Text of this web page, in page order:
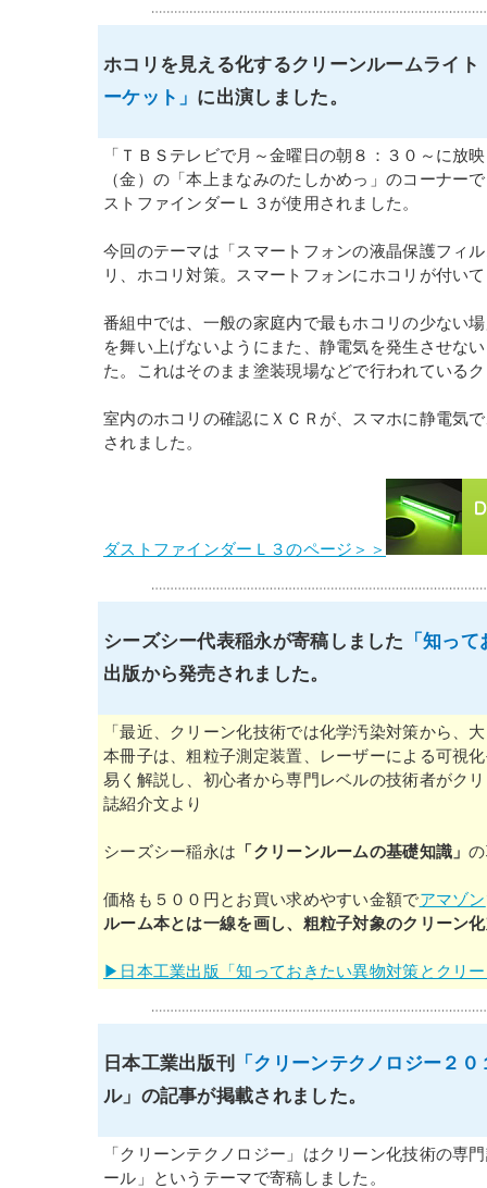
ホコリを見える化するクリーンルームライ
ーケット」 に出演しました。
「ＴＢＳテレビで月～金曜日の朝８：３０～に放
（金）の「本上まなみのたしかめっ」のコーナー
ストファインダーＬ３が使用されました。
今回のテーマは「スマートフォンの液晶保護フィ
リ、ホコリ対策。スマートフォンにホコリが付い
番組中では、一般の家庭内で最もホコリの少ない
を舞い上げないようにまた、静電気を発生させな
た。これはそのまま塗装現場などで行われている
室内のホコリの確認にＸＣＲが、スマホに静電気
されました。
ダストファインダーＬ３のページ＞＞
シーズシー代表稲永が寄稿しました 「知っ
出版から発売されました。
「最近、クリーン化技術では化学汚染対策から、
本冊子は、粗粒子測定装置、レーザーによる可視
易く解説し、初心者から専門レベルの技術者がク
誌紹介文より
シーズシー稲永は 「クリーンルームの基礎知識」
価格も５００円とお買い求めやすい金額でアマゾン
ルーム本とは一線を画し、粗粒子対象のクリーン
▶日本工業出版「知っておきたい異物対策とクリ
日本工業出版刊
「クリーンテクノロジー２
ル」の記事が掲載されました。
「クリーンテクノロジー」はクリーン化技術の専
ール」というテーマで寄稿しました。